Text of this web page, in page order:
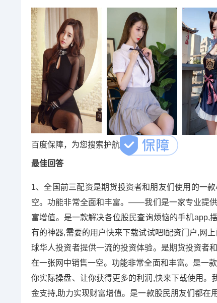
百度保障，为您搜索护航
最佳回答
1、全国前三配资是期货投资者和朋友们使用的一
空。功能非常全面和丰富。——我们是一家专业提
富增值。是一款解决各位股民查询烦恼的手机app,
有的神器,需要的用户快来下载试试吧!配资门户,网
球华人投资者提供一流的投资体验。是期货投资者
在一张网中销售一空。功能非常全面和丰富。是一
你实际操盘、让你获得更多的利润,快来下载使用
金支持,助力实现财富增值。是一款股民朋友们都在